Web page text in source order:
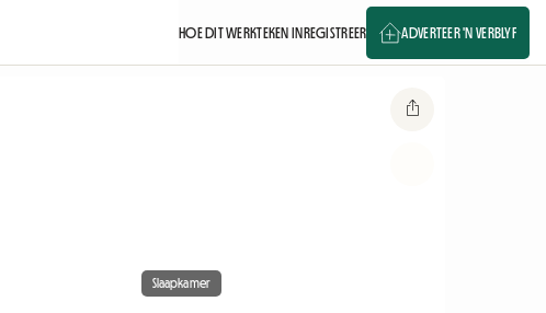
HOE DIT WERKTEKEN INREGISTREER ADVERTEER 'N VERBLYF
Slaapkamer